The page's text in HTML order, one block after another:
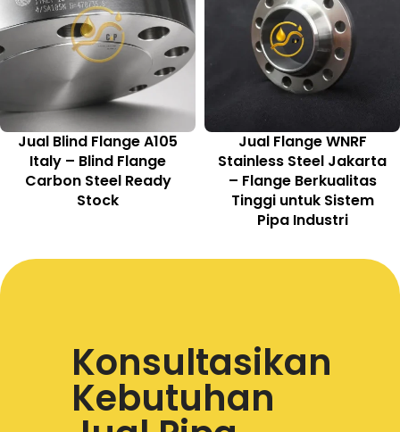
Jual Blind Flange A105
Italy – Blind Flange
Carbon Steel Ready
Stock
Jual Flange WNRF
Stainless Steel Jakarta
– Flange Berkualitas
Tinggi untuk Sistem
Pipa Industri
Konsultasikan
Kebutuhan